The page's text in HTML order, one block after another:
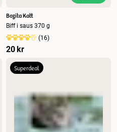
Bozita Katt
Biff i saus 370 g
(16)
20 kr
Superdeal